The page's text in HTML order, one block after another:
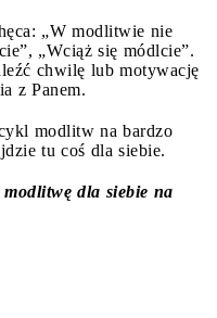
„W modlitwie nie
„Wciąż się módlcie”.
chwilę lub motywację
z Panem.
modlitw na bardzo
tu coś dla siebie.
dla siebie na